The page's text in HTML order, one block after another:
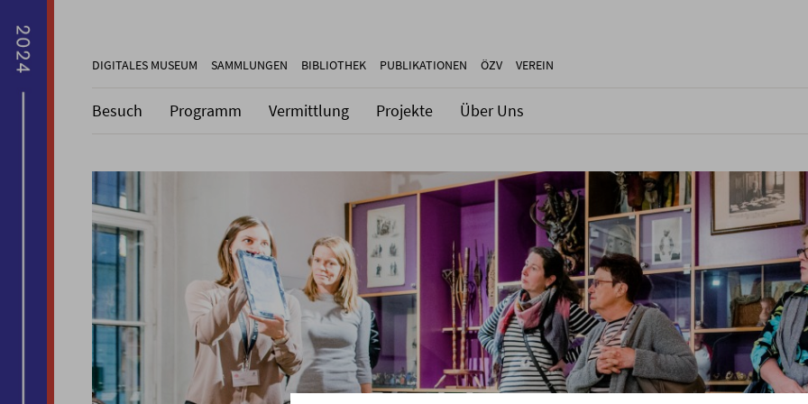
DIGITALES MUSEUM SAMMLUNGEN BIBLIOTHEK PUBLIKATIONEN ÖZV VEREIN
Besuch Programm Vermittlung Projekte Über Uns